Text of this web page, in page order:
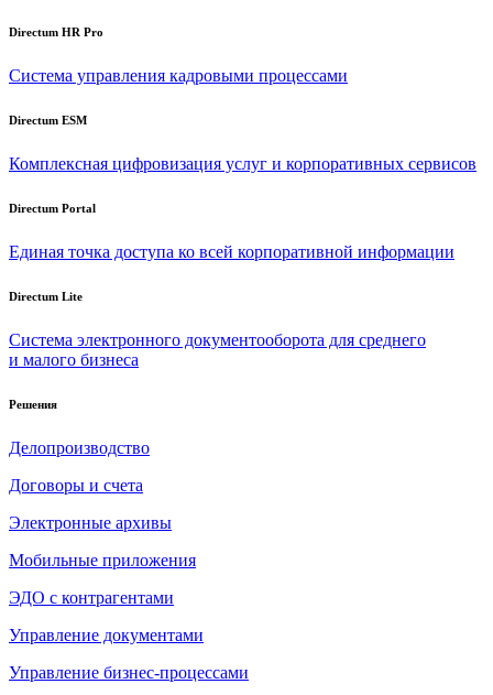
Directum HR Pro
Система управления кадровыми процессами
Directum ESM
Комплексная цифровизация услуг и корпоративных сервисов
Directum Portal
Единая точка доступа ко всей корпоративной информации
Directum Lite
Система электронного документооборота для среднего
и малого бизнеса
Решения
Делопроизводство
Договоры и счета
Электронные архивы
Мобильные приложения
ЭДО с контрагентами
Управление документами
Управление бизнес-процессами